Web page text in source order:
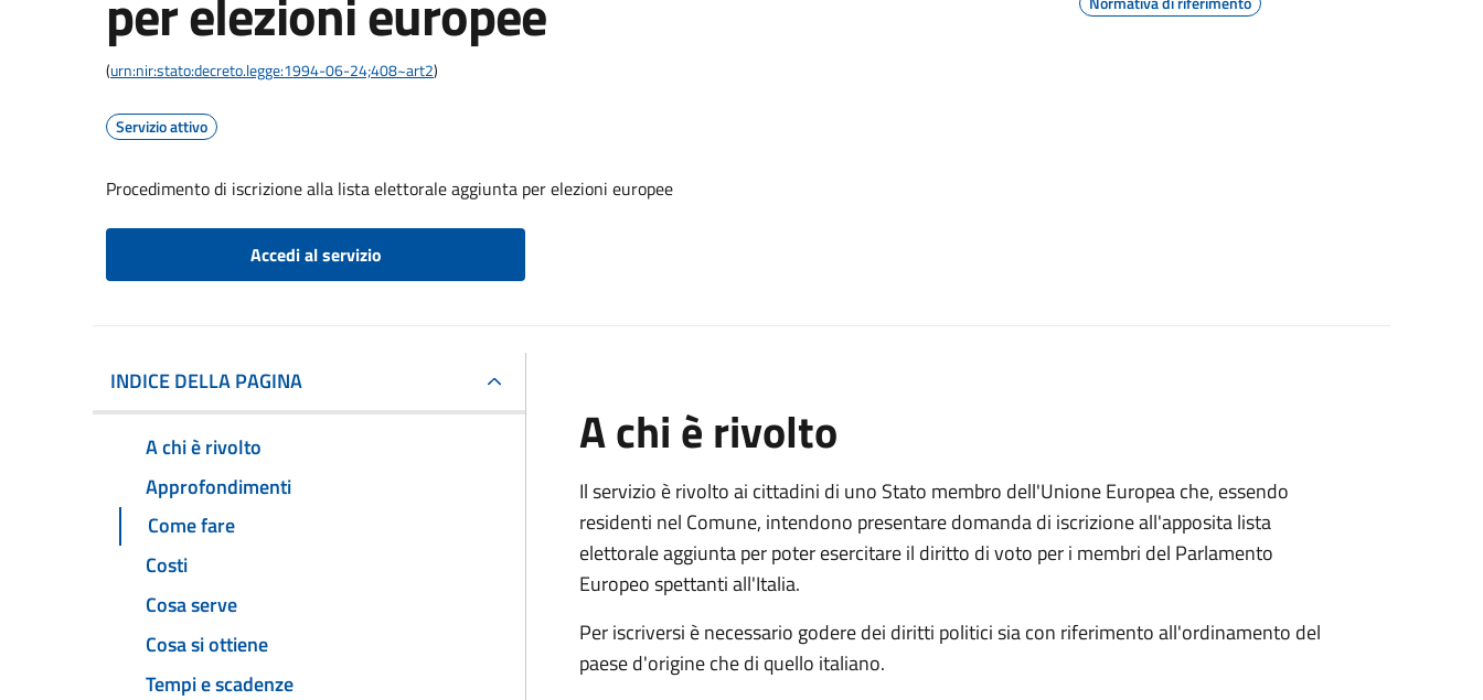
(urn:nir:stato:decreto.legge:1994-06-24;408~art2)
Servizio attivo
Procedimento di iscrizione alla lista elettorale aggiunta per elezioni europee
Accedi al servizio
INDICE DELLA PAGINA
A chi è rivolto
Approfondimenti
Come fare
Costi
Cosa serve
Cosa si ottiene
Tempi e scadenze
A chi è rivolto
Il servizio è rivolto ai cittadini di uno Stato membro dell'Unione Europea che, essendo
residenti nel Comune, intendono presentare domanda di iscrizione all'apposita lista
elettorale aggiunta per poter esercitare il diritto di voto per i membri del Parlamento
Europeo spettanti all'Italia.
Per iscriversi è necessario godere dei diritti politici sia con riferimento all'ordinamento del
paese d'origine che di quello italiano.